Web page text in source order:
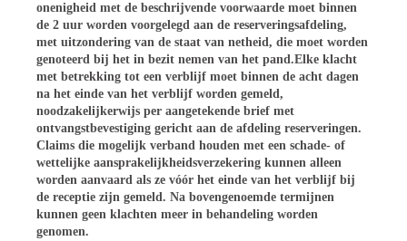
onenigheid met de beschrijvende voorwaarde moet binnen
de 2 uur worden voorgelegd aan de reserveringsafdeling,
met uitzondering van de staat van netheid, die moet worden
genoteerd bij het in bezit nemen van het pand.Elke klacht
met betrekking tot een verblijf moet binnen de acht dagen
na het einde van het verblijf worden gemeld,
noodzakelijkerwijs per aangetekende brief met
ontvangstbevestiging gericht aan de afdeling reserveringen.
Claims die mogelijk verband houden met een schade- of
wettelijke aansprakelijkheidsverzekering kunnen alleen
worden aanvaard als ze vóór het einde van het verblijf bij
de receptie zijn gemeld. Na bovengenoemde termijnen
kunnen geen klachten meer in behandeling worden
genomen.